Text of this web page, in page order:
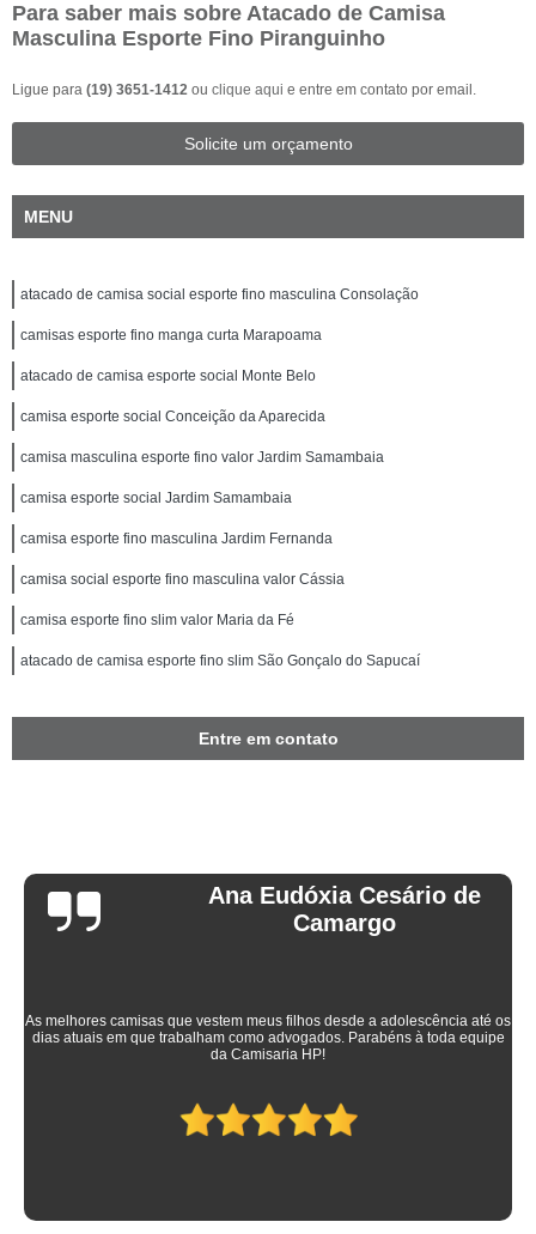
Para saber mais sobre Atacado de Camisa
Masculina Esporte Fino Piranguinho
Ligue para (19) 3651-1412 ou clique aqui e entre em contato por email.
Solicite um orçamento
MENU
atacado de camisa social esporte fino masculina Consolação
camisas esporte fino manga curta Marapoama
atacado de camisa esporte social Monte Belo
camisa esporte social Conceição da Aparecida
camisa masculina esporte fino valor Jardim Samambaia
camisa esporte social Jardim Samambaia
camisa esporte fino masculina Jardim Fernanda
camisa social esporte fino masculina valor Cássia
camisa esporte fino slim valor Maria da Fé
atacado de camisa esporte fino slim São Gonçalo do Sapucaí
Entre em contato
Ana Eudóxia Cesário de
Camargo
As melhores camisas que vestem meus filhos desde a adolescência até os
dias atuais em que trabalham como advogados. Parabéns à toda equipe
da Camisaria HP!